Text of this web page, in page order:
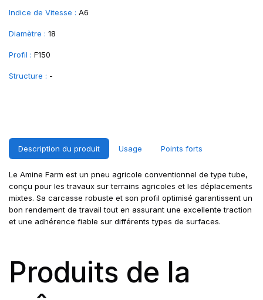
Indice de Vitesse : A6
Diamètre : 18
Profil : F150
Structure : -
Description du produit Usage Points forts
Le Amine Farm est un pneu agricole conventionnel de type tube,
conçu pour les travaux sur terrains agricoles et les déplacements
mixtes. Sa carcasse robuste et son profil optimisé garantissent un
bon rendement de travail tout en assurant une excellente traction
et une adhérence fiable sur différents types de surfaces.
Produits de la